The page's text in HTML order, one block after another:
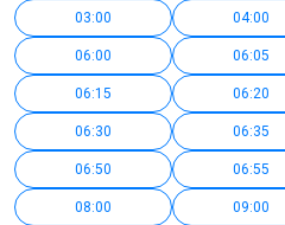
03:00 04:00
06:00 06:05
06:15 06:20
06:30 06:35
06:50 06:55
08:00 09:00